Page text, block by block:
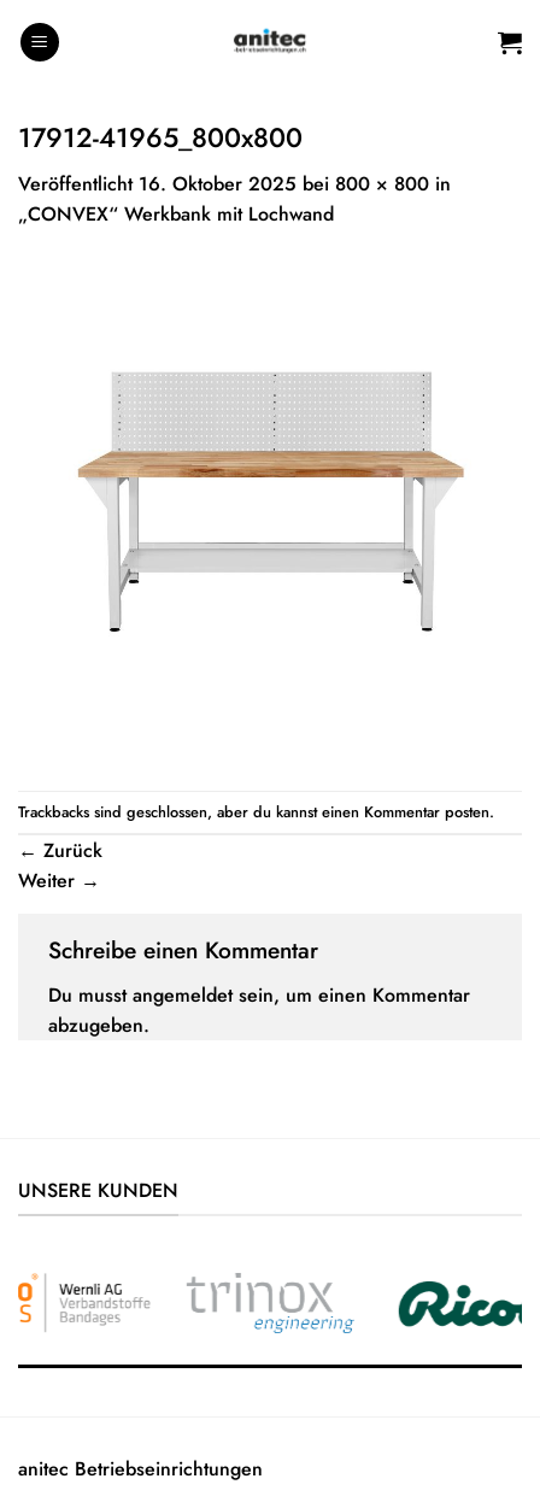
Inhalt
17912-41965_800x800
Veröffentlicht 16. Oktober 2025 bei 800 × 800 in
„CONVEX“ Werkbank mit Lochwand
Trackbacks sind geschlossen, aber du kannst einen Kommentar posten.
← Zurück
Weiter →
Schreibe einen Kommentar
Du musstangemeldetsein, um einen Kommentar
abzugeben.
UNSERE KUNDEN
anitec Betriebseinrichtungen